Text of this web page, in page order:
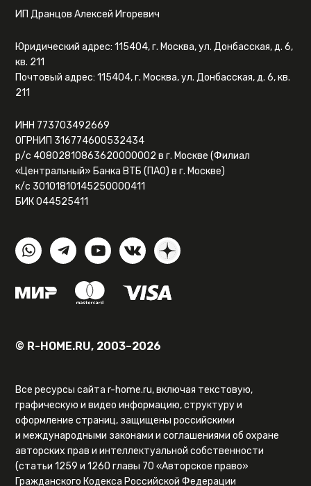
ИП Дранцов Алексей Игоревич
Юридический адрес: 115404, г. Москва, ул. Донбасская, д. 6,
кв. 211
Почтовый адрес: 115404, г. Москва, ул. Донбасская, д. 6, кв.
211
ИНН 773703492669
ОГРНИП 316774600532434
р/с 40802810863620000002 в г. Москве (Филиал
«Центральный» Банка ВТБ (ПАО) в г. Москве)
к/с 30101810145250000411
БИК 044525411
© R-HOME.RU, 2003–2026
Все ресурсы сайта r-home.ru, включая текстовую,
графическую и видео информацию, структуру и
оформление страниц, защищены российскими
и международными законами и соглашениями об охране
авторских прав и интеллектуальной собственности
(статьи 1259 и 1260 главы 70 «Авторское право»
Гражданского Кодекса Российской Федерации